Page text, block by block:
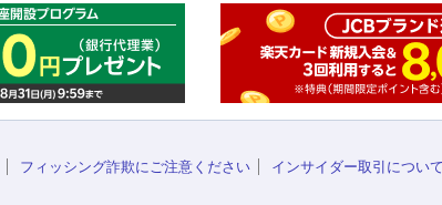
フィッシング詐欺にご注意ください インサイダー取引について